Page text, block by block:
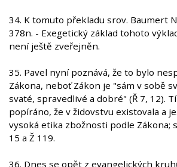
34. K tomuto překladu srov. Baumert
378n. - Exegetický základ tohoto
není ještě zveřejněn.
35. Pavel nyní poznává, že to bylo
Zákona, neboť Zákon je "sám v sobě
svaté, spravedlivé a dobré" (Ř 7, 12).
popíráno, že v židovstvu existovala a
vysoká etika zbožnosti podle Zákona;
15 a Ž 119.
36. Dnes se opět z evangelických